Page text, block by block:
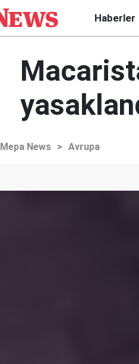
Haberler
Mepa News > Avrupa